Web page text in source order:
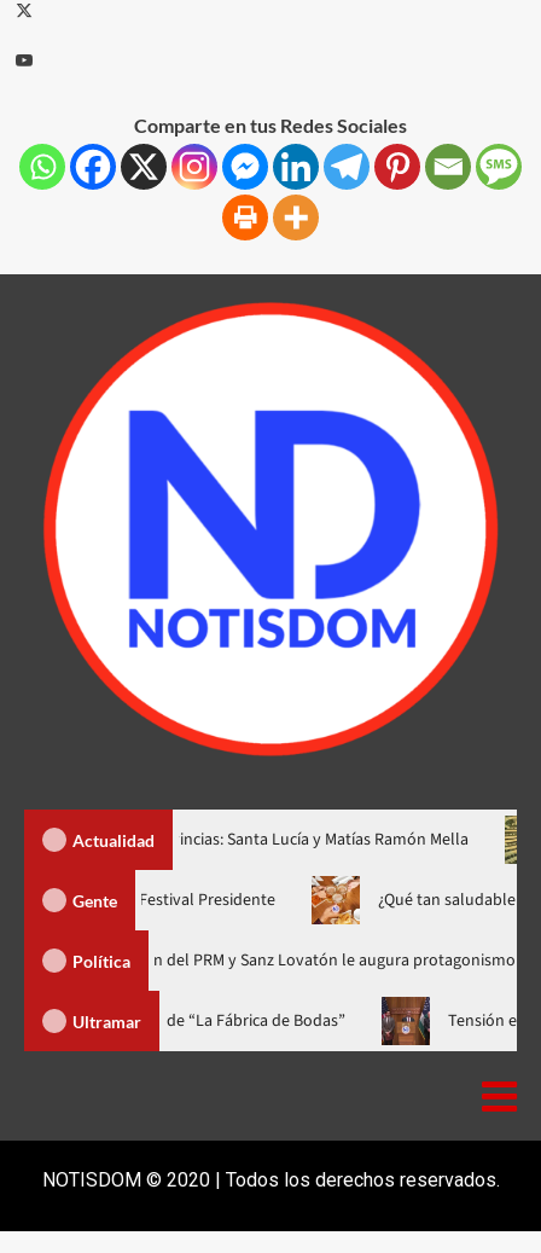
Comparte en tus Redes Sociales
Actualidad
provincias: Santa Lucía y Matías Ramón Mella
Gente
Yiyo Sarante se suma al Festival Presidente ¿Qué tan
Política
del PRM y Sanz Lovatón le augura protagonismo político
Ultramar
a casa llena y el estreno mundial de “La Fábrica de Bodas”
NOTISDOM © 2020 | Todos los derechos reservados.